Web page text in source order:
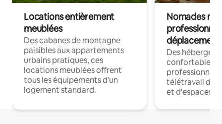
Locations entièrement
meublées
Des cabanes de montagne
paisibles aux appartements
urbains pratiques, ces
locations meublées offrent
tous les équipements d'un
logement standard.
Nomades
déplacement
Des
confortables
professionnels
télétravail
et d'espaces